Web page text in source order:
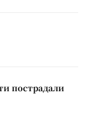
пострадали